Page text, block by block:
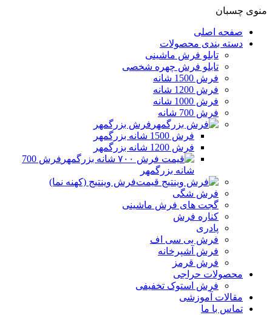
منوی چسبان
صفحه اصلی
دسته بندی محصولات
تابلو فرش ماشینی
تابلو فرش چهره شخصی
فرش 1500 شانه
فرش 1200 شانه
فرش 1000 شانه
فرش 700 شانه
فرش بزرگمهر
فرش 1500 شانه بزرگمهر
فرش 1200 شانه بزرگمهر
فرش 700
شانه بزرگمهر
فرش وینتیج (کهنه نما)
فرش شگی
گجت های فرش ماشینی
کناره فرش
پادری
فرش بی سی اف
فرش آشپرخانه
فرش قرمز
محصولات حراجی
فرش استوک تخفیفی
مقالات آموزشی
تماس با ما